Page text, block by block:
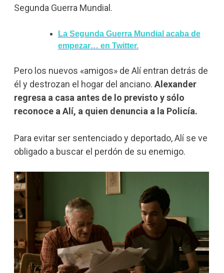
Segunda Guerra Mundial.
La Segunda Guerra Mundial acaba de
empezar… en Twitter.
Pero los nuevos «amigos» de Alí entran detrás de
él y destrozan el hogar del anciano. Alexander
regresa a casa antes de lo previsto y sólo
reconoce a Alí, a quien denuncia a la Policía.
Para evitar ser sentenciado y deportado, Alí se ve
obligado a buscar el perdón de su enemigo.